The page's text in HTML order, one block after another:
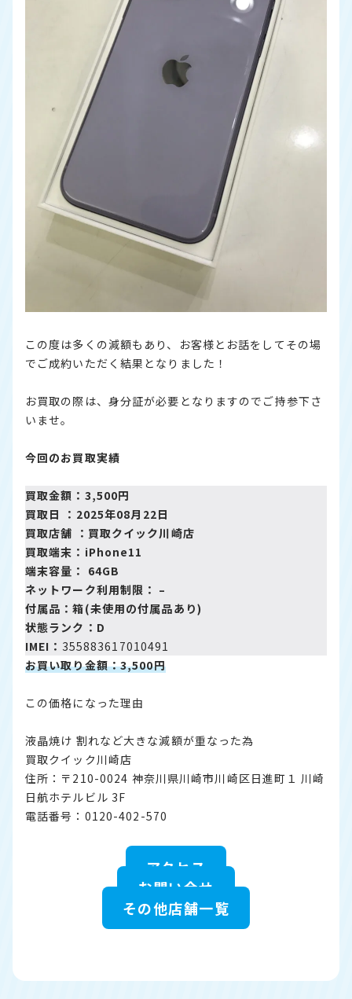
この度は多くの減額もあり、お客様とお話をしてその場
でご成約いただく結果となりました！
お買取の際は、身分証が必要となりますのでご持参下さ
いませ。
今回のお買取実績
買取金額：3,500円
買取日 ：2025年08月22日
買取店舗 ： 買取クイック川崎店
買取端末：iPhone11
端末容量： 64GB
ネットワーク利用制限： –
付属品：箱(未使用の付属品あり)
状態ランク：D
IMEI： 355883617010491
お買い取り金額：3,500円
この価格になった理由
液晶焼け 割れなど大きな減額が重なった為
買取クイック川崎店
住所：〒210-0024 神奈川県川崎市川崎区日進町１ 川崎
日航ホテルビル 3F
電話番号：0120-402-570
アクセス
お問い合せ
その他店舗一覧